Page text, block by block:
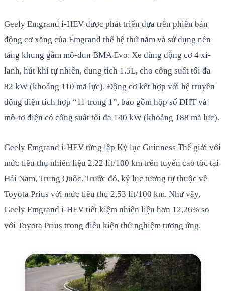
Geely Emgrand i-HEV được phát triển dựa trên phiên bản
động cơ xăng của Emgrand thế hệ thứ năm và sử dụng nền
tảng khung gầm mô-đun BMA Evo. Xe dùng động cơ 4 xi-
lanh, hút khí tự nhiên, dung tích 1.5L, cho công suất tối đa
82 kW (khoảng 110 mã lực). Động cơ kết hợp với hệ truyền
động điện tích hợp “11 trong 1”, bao gồm hộp số DHT và
mô-tơ điện có công suất tối đa 140 kW (khoảng 188 mã lực).
Geely Emgrand i-HEV từng lập Kỷ lục Guinness Thế giới với
mức tiêu thụ nhiên liệu 2,22 lít/100 km trên tuyến cao tốc tại
Hải Nam, Trung Quốc. Trước đó, kỷ lục tương tự thuộc về
Toyota Prius với mức tiêu thụ 2,53 lít/100 km. Như vậy,
Geely Emgrand i-HEV tiết kiệm nhiên liệu hơn 12,26% so
với Toyota Prius trong điều kiện thử nghiệm tương ứng.